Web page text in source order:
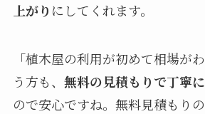
上がり にしてくれます。
「植木屋の利用が初めて相場が
う方も、 無料の見積もりで丁寧
ので安心ですね。無料見積もり